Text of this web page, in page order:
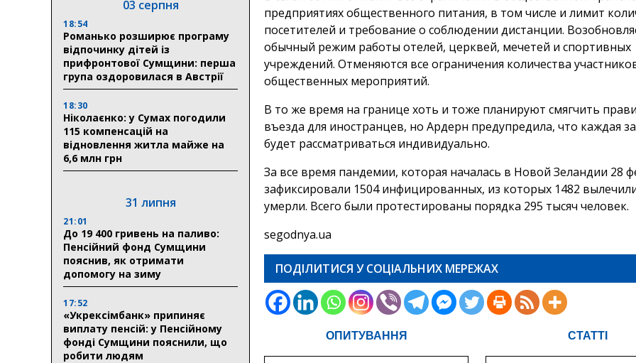
03 серпня
18:54
Романько розширює програму
відпочинку дітей із
прифронтової Сумщини: перша
група оздоровилася в Австрії
18:30
Ніколаєнко: у Сумах погодили
115 компенсацій на
відновлення житла майже на
6,6 млн грн
31 липня
21:01
До 19 400 гривень на паливо:
Пенсійний фонд Сумщини
пояснив, як отримати
допомогу на зиму
17:52
«Укрексімбанк» припиняє
виплату пенсій: у Пенсійному
фонді Сумщини пояснили, що
робити людям
предприятиях общественного питания, в том числе и лимит
посетителей и требование о соблюдении дистанции.
обычный режим работы отелей, церквей, мечетей и спортивных
учреждений. Отменяются все ограничения количества
общественных мероприятий.
В то же время на границе хоть и тоже планируют смягчить
въезда для иностранцев, но Ардерн предупредила, что каждая
будет рассматриваться индивидуально.
За все время пандемии, которая началась в Новой Зеландии 28
зафиксировали 1504 инфицированных, из которых 1482
умерли. Всего были протестированы порядка 295 тысяч человек.
segodnya.ua
ПОДІЛИТИСЯ У СОЦІАЛЬНИХ МЕРЕЖАХ
ОПИТУВАННЯ СТАТТІ